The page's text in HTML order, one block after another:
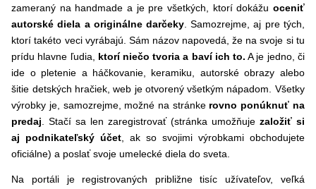
zameraný na handmade a je pre všetkých, ktorí dokážu oceniť
autorské diela a originálne darčeky. Samozrejme, aj pre tých,
ktorí takéto veci vyrábajú. Sám názov napovedá, že na svoje si tu
prídu hlavne ľudia, ktorí niečo tvoria a baví ich to. A je jedno, či
ide o pletenie a háčkovanie, keramiku, autorské obrazy alebo
šitie detských hračiek, web je otvorený všetkým nápadom. Všetky
výrobky je, samozrejme, možné na stránke rovno ponúknuť na
predaj. Stačí sa len zaregistrovať (stránka umožňuje založiť si
aj podnikateľský účet, ak so svojimi výrobkami obchodujete
oficiálne) a poslať svoje umelecké diela do sveta.
Na portáli je registrovaných približne tisíc užívateľov, veľká